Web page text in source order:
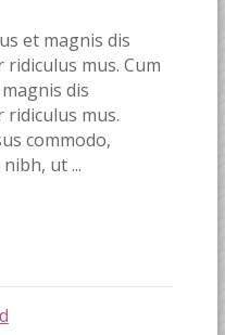
et magnis dis
mus. Cum
dis
mus.
commodo,
ut ...